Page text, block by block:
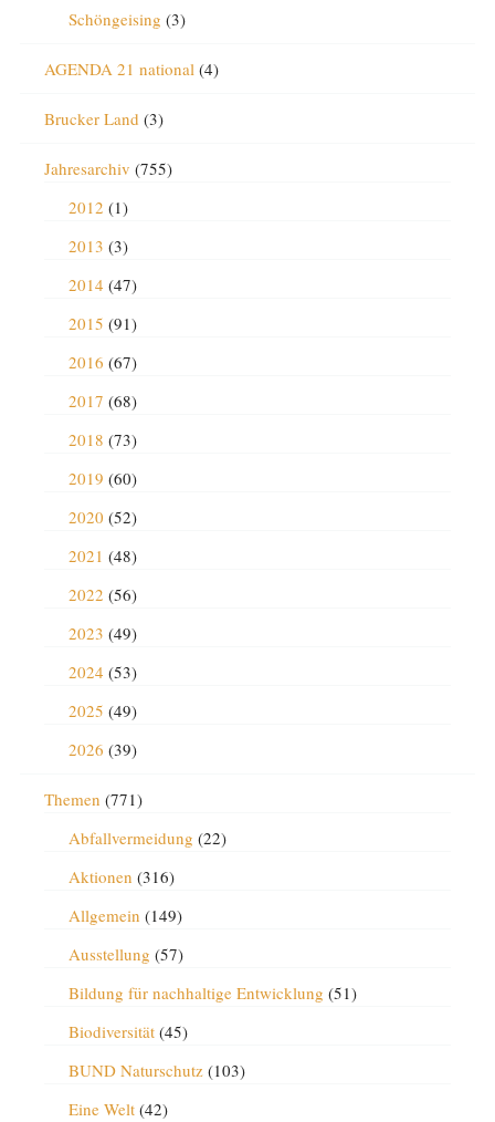
Schöngeising (3)
AGENDA 21 national(4)
Brucker Land (3)
Jahresarchiv (755)
2012 (1)
2013 (3)
2014 (47)
2015 (91)
2016 (67)
2017 (68)
2018 (73)
2019 (60)
2020 (52)
2021 (48)
2022 (56)
2023 (49)
2024 (53)
2025 (49)
2026 (39)
Themen (771)
Abfallvermeidung (22)
Aktionen (316)
Allgemein (149)
Ausstellung (57)
Bildung für nachhaltige Entwicklung (51)
Biodiversität(45)
BUND Naturschutz(103)
Eine Welt(42)